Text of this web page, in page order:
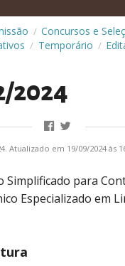
/ Concursos e
/ Temporário /
2024
Atualizado em 19/09/2024 às
Simplificado para
Especializado em